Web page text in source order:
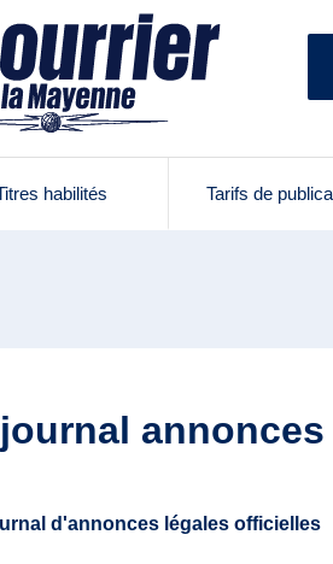
habilités Tarifs de
annonces
d'annonces légales officielles